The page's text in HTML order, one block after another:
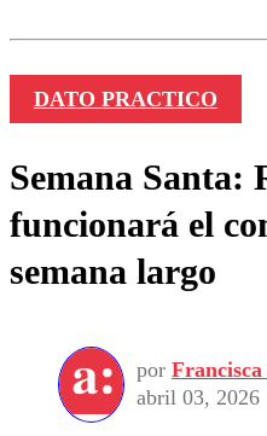
DATO PRACTICO
Semana Santa:
funcionará el
semana largo
por Francisca
abril 03, 2026